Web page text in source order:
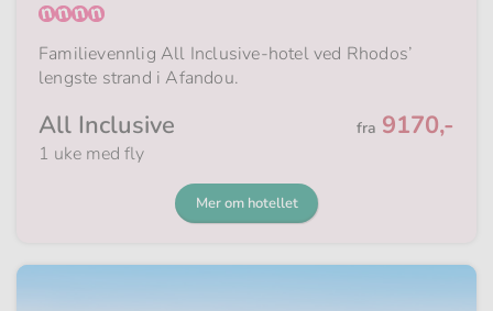
Familievennlig All Inclusive-hotel ved Rhodos’
lengste strand i Afandou.
All Inclusive Fra
fra 9170,-
1 uke med fly
Mer om hotellet